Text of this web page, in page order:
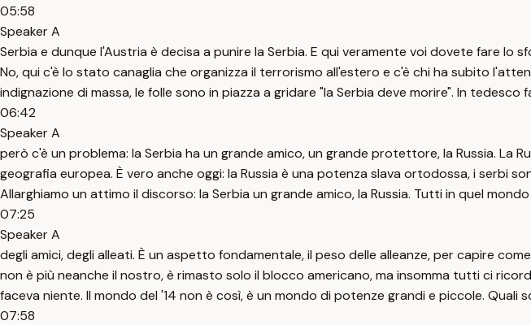
05:58
Speaker A
Serbia e dunque l'Austria è decisa a punire la Serbia. E qui veramente voi dovete fare
No, qui c'è lo stato canaglia che organizza il terrorismo all'estero e c'è chi ha subito
indignazione di massa, le folle sono in piazza a gridare "la Serbia deve morire". In tedesco
06:42
Speaker A
però c'è un problema: la Serbia ha un grande amico, un grande protettore, la Russia. La
geografia europea. È vero anche oggi: la Russia è una potenza slava ortodossa, i serbi
Allarghiamo un attimo il discorso: la Serbia un grande amico, la Russia. Tutti in quel
07:25
Speaker A
degli amici, degli alleati. È un aspetto fondamentale, il peso delle alleanze, per capire
non è più neanche il nostro, è rimasto solo il blocco americano, ma insomma tutti ci
faceva niente. Il mondo del '14 non è così, è un mondo di potenze grandi e piccole. Quali
07:58